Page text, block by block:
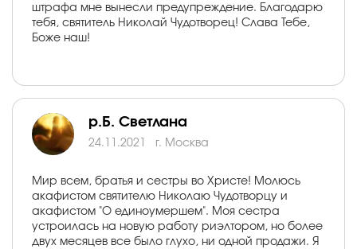
штрафа мне вынесли предупреждение. Благодарю
тебя, святитель Николай Чудотворец! Слава Тебе,
Боже наш!
р.Б. Светлана
24.11.2021 г. Москва
Мир всем, братья и сестры во Христе! Молюсь
акафистом святителю Николаю Чудотворцу и
акафистом "О единоумершем". Моя сестра
устроилась на новую работу риэлтором, но более
двух месяцев все было глухо, ни одной продажи. Я